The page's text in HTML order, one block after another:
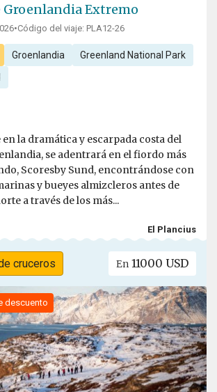
Groenlandia Extremo
•Código del viaje: PLA12-26
Groenlandia Greenland National Park
la dramática y escarpada costa del
se adentrará en el fiordo más
Scoresby Sund, encontrándose con
y bueyes almizcleros antes de
a través de los más...
El Plancius
cruceros En 11000 USD
descuento